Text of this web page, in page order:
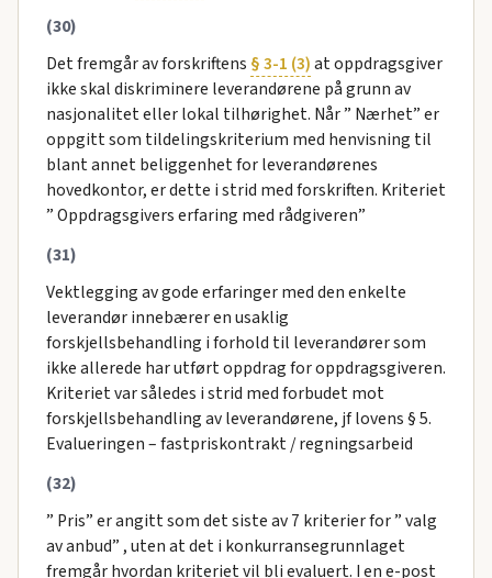
(30)
Det fremgår av forskriftens § 3-1 (3)at oppdragsgiver
ikke skal diskriminere leverandørene på grunn av
nasjonalitet eller lokal tilhørighet. Når ” Nærhet” er
oppgitt som tildelingskriterium med henvisning til
blant annet beliggenhet for leverandørenes
hovedkontor, er dette i strid med forskriften. Kriteriet
” Oppdragsgivers erfaring med rådgiveren”
(31)
Vektlegging av gode erfaringer med den enkelte
leverandør innebærer en usaklig
forskjellsbehandling i forhold til leverandører som
ikke allerede har utført oppdrag for oppdragsgiveren.
Kriteriet var således i strid med forbudet mot
forskjellsbehandling av leverandørene, jf lovens § 5.
Evalueringen – fastpriskontrakt / regningsarbeid
(32)
” Pris” er angitt som det siste av 7 kriterier for ” valg
av anbud” , uten at det i konkurransegrunnlaget
fremgår hvordan kriteriet vil bli evaluert. I en e-post